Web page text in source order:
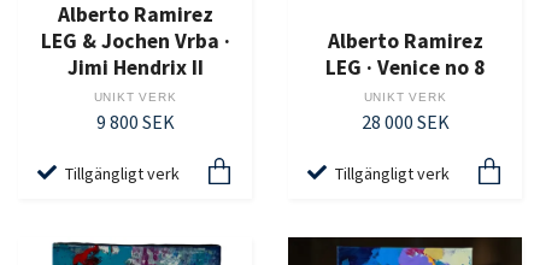
Alberto Ramirez
LEG & Jochen Vrba ·
Jimi Hendrix II
UNIKT VERK
9 800 SEK
Tillgängligt verk
Alberto Ramirez
LEG · Venice no 8
UNIKT VERK
28 000 SEK
Tillgängligt verk